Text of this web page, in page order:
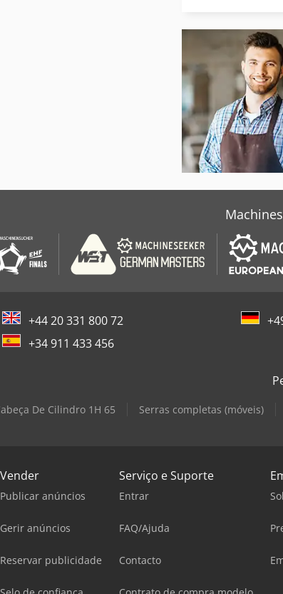
Eisele Kms
+44 20 331 800 72
+34 911 433 456
De Cilindro 1H 65 Serras completas (móveis)
Vender
Publicar anúncios
Gerir anúncios
Reservar publicidade
Serviço e Suporte
Entrar
FAQ/Ajuda
Contacto